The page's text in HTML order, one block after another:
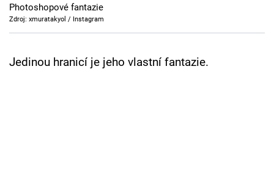
Pořady
Photoshopové fantazie
Zdroj: xmuratakyol / Instagram
Jedinou hranicí je jeho vlastní fantazie.